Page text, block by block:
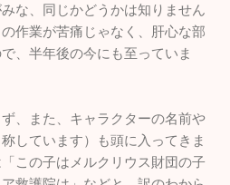
な、同じかどうかは知りません
作業が苦痛じゃなく、肝心な部
、半年後の今にも至っていま
、また、キャラクターの名前や
しています）も頭に入ってきま
この子はメルクリウス財団の子